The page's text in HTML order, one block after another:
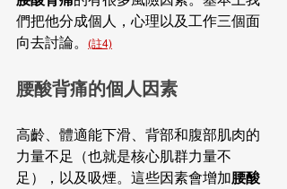
們把他分成個人，心理以及工作三個面
向去討論。
(註4)
腰酸背痛的個人因素
高齡、體適能下滑、背部和腹部肌肉的
力量不足（也就是核心肌群力量不
足），以及吸煙。這些因素會增加腰酸